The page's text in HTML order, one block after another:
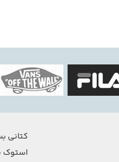
کتانی
استوک